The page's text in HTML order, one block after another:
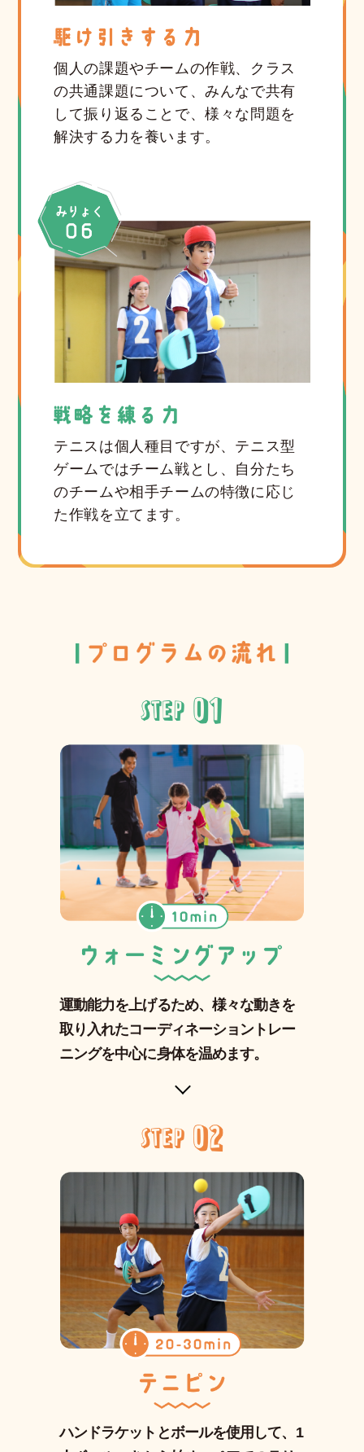
個人の課題やチームの作戦、クラス
の共通課題について、みんなで共有
して振り返ることで、様々な問題を
解決する力を養います。
テニスは個人種目ですが、テニス型
ゲームではチーム戦とし、自分たち
のチームや相手チームの特徴に応じ
た作戦を立てます。
運動能力を上げるため、様々な動きを
取り入れたコーディネーショントレー
ニングを中心に身体を温めます。
ハンドラケットとボールを使用して、1